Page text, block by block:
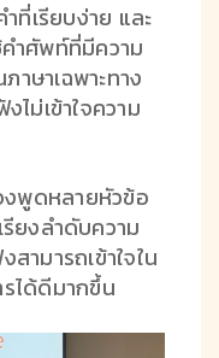
ำที่เรียบง่าย และ
คำศัพท์ที่มีความ
ษาเฉพาะทาง
ไม่เข้าใจความ
งพูดหลายหัวข้อ
ยงลำดับความ
ามารถเข้าใจใน
ได้ดีมากขึ้น